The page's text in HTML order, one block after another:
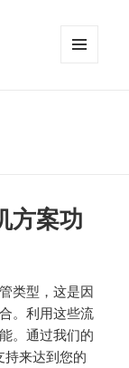
案功
类型，这是因
。利用这些流
。通过我们的
持来达到您的